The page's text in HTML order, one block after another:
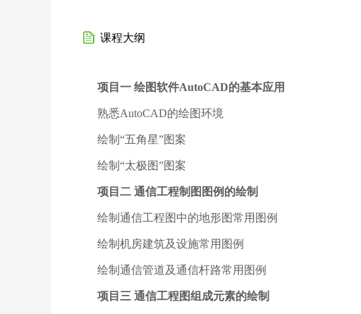
课程大纲
项目一 绘图软件AutoCAD的基本应用
熟悉AutoCAD的绘图环境
绘制“五角星”图案
绘制“太极图”图案
项目二 通信工程制图图例的绘制
绘制通信工程图中的地形图常用图例
绘制机房建筑及设施常用图例
绘制通信管道及通信杆路常用图例
项目三 通信工程图组成元素的绘制